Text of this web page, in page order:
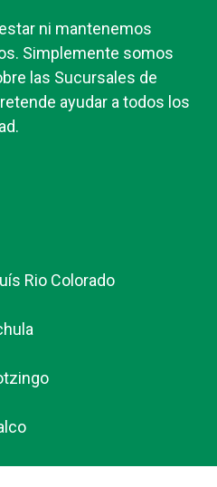
ni mantenemos
Simplemente somos
las Sucursales de
ayudar a todos los
Rio Colorado